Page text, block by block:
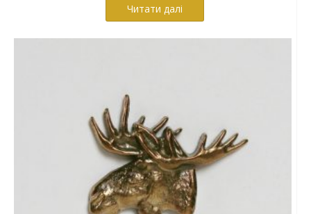
Читати далі